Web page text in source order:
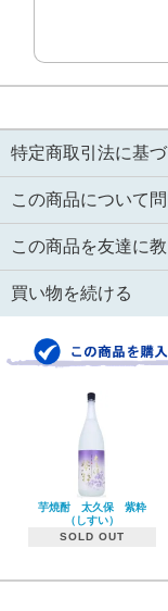
特定商取引法に基
この商品について
この商品を友達に
買い物を続ける
芋焼酎 太久保 紫粋
（しすい）
SOLD OUT